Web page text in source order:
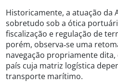
Historicamente, a atuação da
sobretudo sob a ótica
fiscalização e regulação de
porém, observa‑se uma
navegação propriamente
país cuja matriz logística
transporte marítimo.